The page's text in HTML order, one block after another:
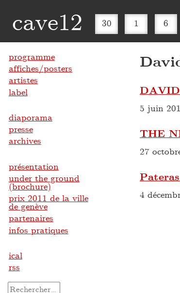
cave12 30 1 6
5 juin
THE
27
4
programme
affiches/posters
artistes
label
diaporama
presse
archives
présentation
under the ground
(brochure)
prix 2011 de la ville
de genève
partenaires
infos pratiques
ical
rss
Rechercher :